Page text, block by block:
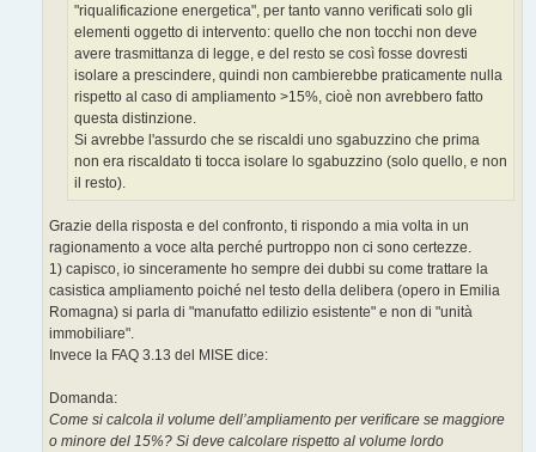
"riqualificazione energetica", per tanto vanno verificati solo gli
elementi oggetto di intervento: quello che non tocchi non deve
avere trasmittanza di legge, e del resto se così fosse dovresti
isolare a prescindere, quindi non cambierebbe praticamente nulla
rispetto al caso di ampliamento >15%, cioè non avrebbero fatto
questa distinzione.
Si avrebbe l'assurdo che se riscaldi uno sgabuzzino che prima
non era riscaldato ti tocca isolare lo sgabuzzino (solo quello, e non
il resto).
Grazie della risposta e del confronto, ti rispondo a mia volta in un
ragionamento a voce alta perché purtroppo non ci sono certezze.
1) capisco, io sinceramente ho sempre dei dubbi su come trattare la
casistica ampliamento poiché nel testo della delibera (opero in Emilia
Romagna) si parla di "manufatto edilizio esistente" e non di "unità
immobiliare".
Invece la FAQ 3.13 del MISE dice:
Domanda:
Come si calcola il volume dell’ampliamento per verificare se maggiore
o minore del 15%? Si deve calcolare rispetto al volume lordo